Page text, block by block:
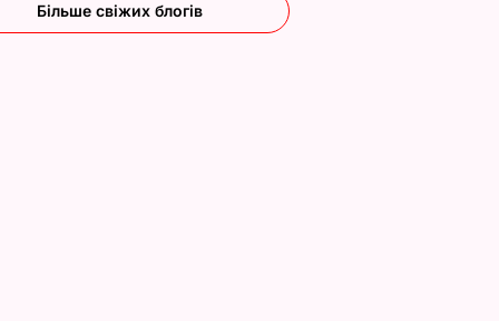
Більше свіжих блогів